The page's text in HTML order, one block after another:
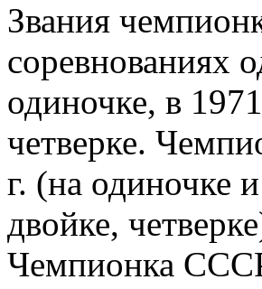
Звания
соревнованиях
одиночке, в
четверке.
г. (на одиночке
двойке,
Чемпионка